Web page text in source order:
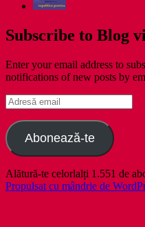
Subscribe to Blog
Enter your email address to
notifications of new posts by
Adresă
email
Abonează-te
Alătură-te celorlalți 1.551 de
Propulsat cu mândrie de